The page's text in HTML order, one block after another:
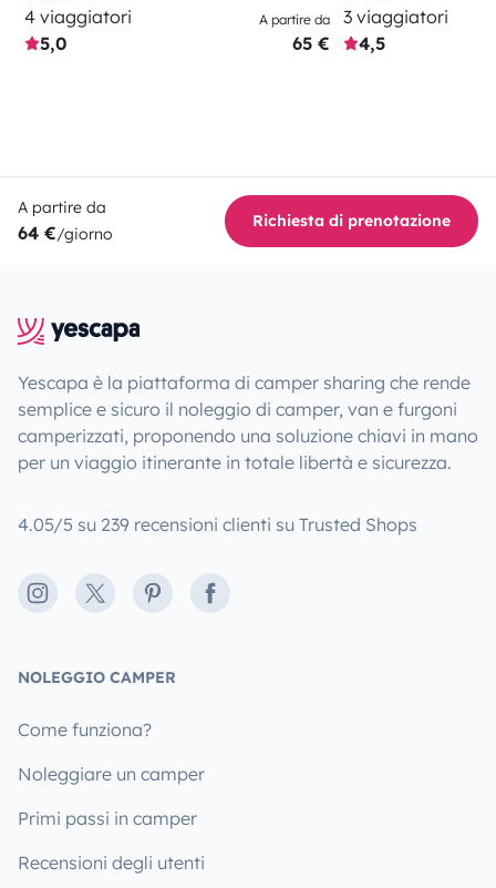
4 viaggiatori
5,0
A partire da
65 €
3 viaggiatori
4,5
A partire da
64 €/giorno
Richiesta di prenotazione
Yescapa è la piattaforma di camper sharing che rende
semplice e sicuro il noleggio di camper, van e furgoni
camperizzati, proponendo una soluzione chiavi in mano
per un viaggio itinerante in totale libertà e sicurezza.
4.05/5 su 239 recensioni clienti su Trusted Shops
Instagram
X PinterestFacebook
NOLEGGIO CAMPER
Come funziona?
Noleggiare un camper
Primi passi in camper
Recensioni degli utenti